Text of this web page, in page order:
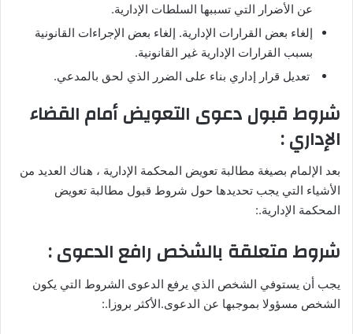
عن الأضرار التي تسببها السلطات الإدارية.
إلغاء بعض القرارات الإدارية. إلغاء بعض الإجراءات القانونية
بسبب القرارات الإدارية غير القانونية.
تعديل قرار إداري بناء على الضرر الذي لحق بالمدعي.
شروط قبول دعوى التعويض أمام القضاء
الإداري :
بعد الإلمام بصيغة مطالبة تعويض المحكمة الإدارية ، هناك العديد من
الأشياء التي يجب تحديدها حول شروط قبول مطالبة تعويض
المحكمة الإدارية.:
شروط متعلقة بالشخص رافع الدعوى :
يجب أن يستوفي الشخص الذي يرفع الدعوى الشروط التي يكون
الشخص مسؤولا بموجبها عن الدعوى.الأكثر بروزا.: